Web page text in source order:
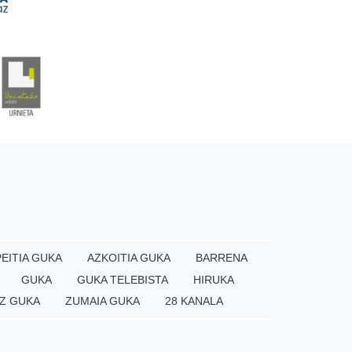
GUKA AZKOITIA GUKA
BARRENA
GUKA
GUKA TELEBISTA
HIRUKA
GUKA
ZUMAIA GUKA 28 KANALA